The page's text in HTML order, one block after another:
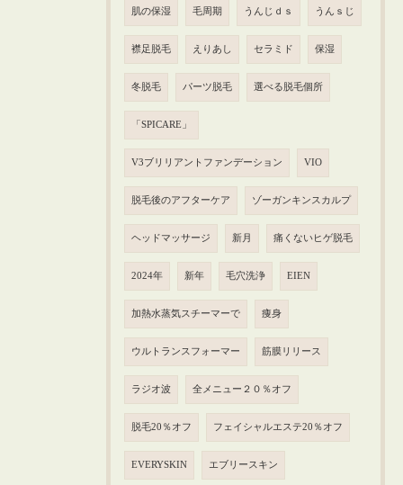
肌の保湿 毛周期 うんじｄｓ うんｓじ
襟足脱毛 えりあし セラミド 保湿
冬脱毛 パーツ脱毛 選べる脱毛個所
「SPICARE」
V3ブリリアントファンデーション VIO
脱毛後のアフターケア ゾーガンキンスカルプ
ヘッドマッサージ 新月 痛くないヒゲ脱毛
2024年 新年 毛穴洗浄 EIEN
加熱水蒸気スチーマーで 痩身
ウルトランスフォーマー 筋膜リリース
ラジオ波 全メニュー２０％オフ
脱毛20％オフ フェイシャルエステ20％オフ
EVERYSKIN エブリースキン